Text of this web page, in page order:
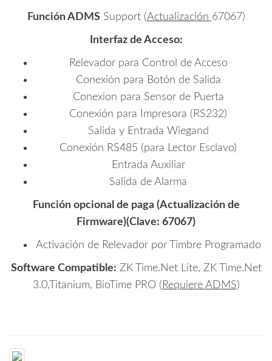
Función ADMSSupport (Actualización 67067)
Interfaz de Acceso:
Relevador para Control de Acceso
Conexión para Botón de Salida
Conexion para Sensor de Puerta
Conexión para Impresora (RS232)
Salida y Entrada Wiegand
Conexión RS485 (para Lector Esclavo)
Entrada Auxiliar
Salida de Alarma
Función opcional de paga (Actualización de
Firmware)(Clave: 67067)
Activación de Relevador por Timbre Programado
Software Compatible: ZK Time.Net Lite, ZK Time.Net
3.0,Titanium, BioTime PRO ( Requiere ADMS)